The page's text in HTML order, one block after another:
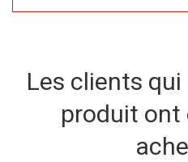
Les clients
produit ont